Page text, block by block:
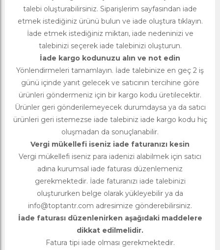
talebi oluşturabilirsiniz. Siparişlerim sayfasından iade
etmek istediğiniz ürünü bulun ve iade oluştura tıklayın.
İade etmek istediğiniz miktarı, iade nedeninizi ve
talebinizi seçerek iade talebinizi oluşturun.
İade kargo kodunuzu alın ve not edin
Yönlendirmeleri tamamlayın. İade talebinize en geç 2 iş
günü içinde yanıt gelecek ve satıcının tercihine göre
ürünleri göndermeniz için bir kargo kodu üretilecektir.
Ürünler geri gönderilemeyecek durumdaysa ya da satıcı
ürünleri geri istemezse iade talebiniz iade kargo kodu hiç
oluşmadan da sonuçlanabilir.
Vergi mükellefi iseniz iade faturanızı kesin
Vergi mükellefi iseniz para iadenizi alabilmek için satıcı
adına kurumsal iade faturası düzenlemeniz
gerekmektedir. İade faturanızı iade talebinizi
oluştururken belge olarak yükleyebilir ya da
info@toptantr.com adresimize gönderebilirsiniz.
İade faturası düzenlenirken aşağıdaki maddelere
dikkat edilmelidir.
Fatura tipi iade olması gerekmektedir.